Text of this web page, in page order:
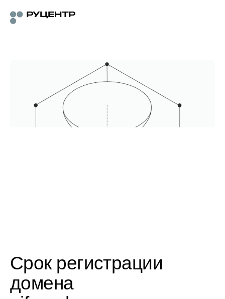
Срок регистрации
домена